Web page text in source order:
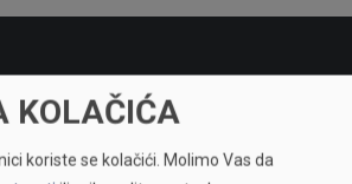
KOLAČIĆA
koriste se kolačići. Molimo Vas da